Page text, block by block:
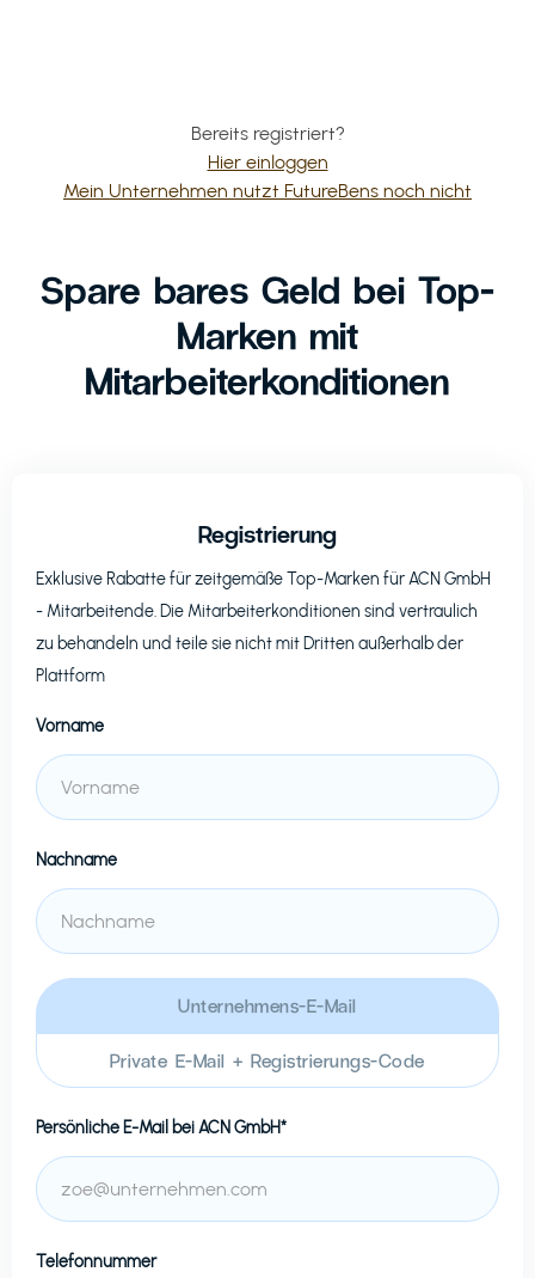
Bereits registriert?
Hier einloggen
Mein Unternehmen nutzt FutureBens noch nicht
Spare bares Geld bei Top-
Marken mit
Mitarbeiterkonditionen
Registrierung
Exklusive Rabatte für zeitgemäße Top-Marken fürACN GmbH
- Mitarbeitende. Die Mitarbeiterkonditionen sind vertraulich
zu behandeln und teile sie nicht mit Dritten außerhalb der
Plattform
Vorname
Nachname
Unternehmens-E-Mail
Private E-Mail + Registrierungs-Code
Persönliche E-Mail beiACN GmbH*
Telefonnummer